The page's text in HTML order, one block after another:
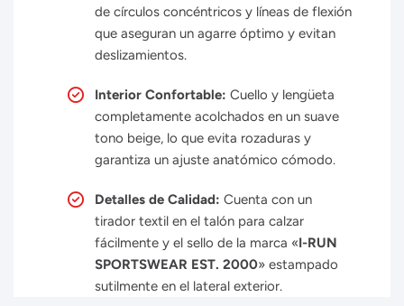
de círculos concéntricos y líneas de flexión
que aseguran un agarre óptimo y evitan
deslizamientos.
Interior Confortable: Cuello y lengüeta
completamente acolchados en un suave
tono beige, lo que evita rozaduras y
garantiza un ajuste anatómico cómodo.
Detalles de Calidad: Cuenta con un
tirador textil en el talón para calzar
fácilmente y el sello de la marca «I-RUN
SPORTSWEAR EST. 2000» estampado
sutilmente en el lateral exterior.